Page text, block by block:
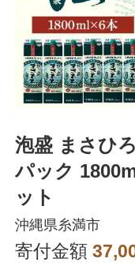
泡盛 まさひ
パック
ット
沖縄県糸満市
寄付金額